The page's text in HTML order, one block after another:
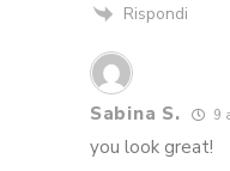
Rispondi
Sabina S. 9
you look great!